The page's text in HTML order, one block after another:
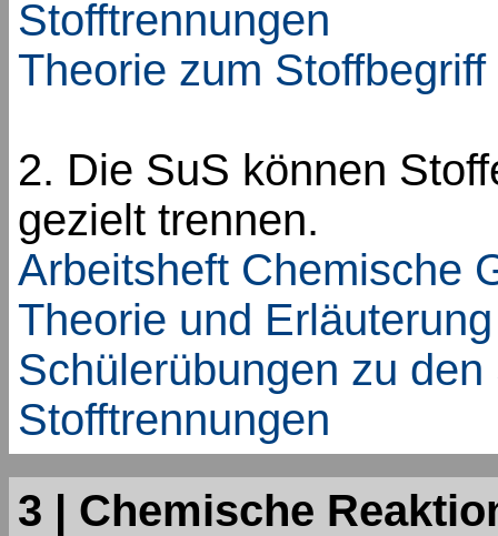
Stofftrennungen
Theorie zum Stoffbegriff
2. Die SuS können
gezielt trennen.
Arbeitsheft Chemische
Theorie und
Schülerübungen zu den
Stofftrennungen
3 | Chemische